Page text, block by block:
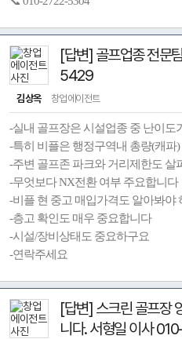
[답변] 골프업종 전문
5429
김상옥 창업에이전트
-실내 골프장은 시설업종 중 난이도
-특히 비플은 행정구역내 총량(캐파
-주변 골프존 파크와 거리제한도 살
-무엇보다 NX전환 여부 주요합니다
-비플 현 중고 매입가격도 알아봐야
-층고 확인도 매우 중요합니다
-시설/장비상태도 중요하구요
-연락주세요
[답변] 스크린 골프장
니다. 서형일 이사